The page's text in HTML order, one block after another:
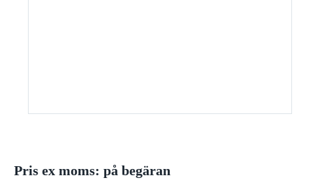
Pris ex moms: på begäran